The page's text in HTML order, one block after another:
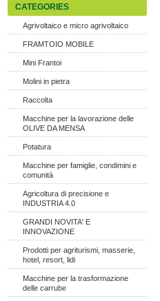
CATEGORIES
Agrivoltaico e micro agrivoltaico
FRAMTOIO MOBILE
Mini Frantoi
Molini in pietra
Raccolta
Macchine per la lavorazione delle
OLIVE DA MENSA
Potatura
Macchine per famiglie, condimini e
comunità
Agricoltura di precisione e
INDUSTRIA 4.0
GRANDI NOVITA' E
INNOVAZIONE
Prodotti per agriturismi, masserie,
hotel, resort, lidi
Macchine per la trasformazione
delle carrube